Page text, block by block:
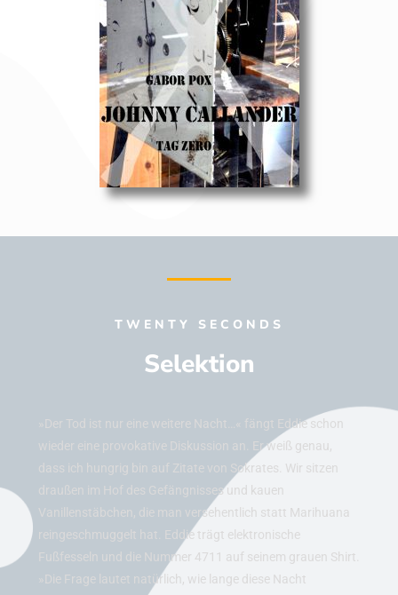
TWENTY SECONDS
Selektion
»Der Tod ist nur eine weitere Nacht…« fängt Eddie schon
wieder eine provokative Diskussion an. Er weiß genau,
dass ich hungrig bin auf Zitate von Sokrates. Wir sitzen
draußen im Hof des Gefängnisses und kauen
Vanillenstäbchen, die man versehentlich statt Marihuana
reingeschmuggelt hat. Eddie trägt elektronische
Fußfesseln und die Nummer 4711 auf seinem grauen Shirt.
»Die Frage lautet natürlich, wie lange diese Nacht